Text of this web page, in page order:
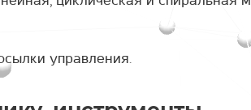
управления.